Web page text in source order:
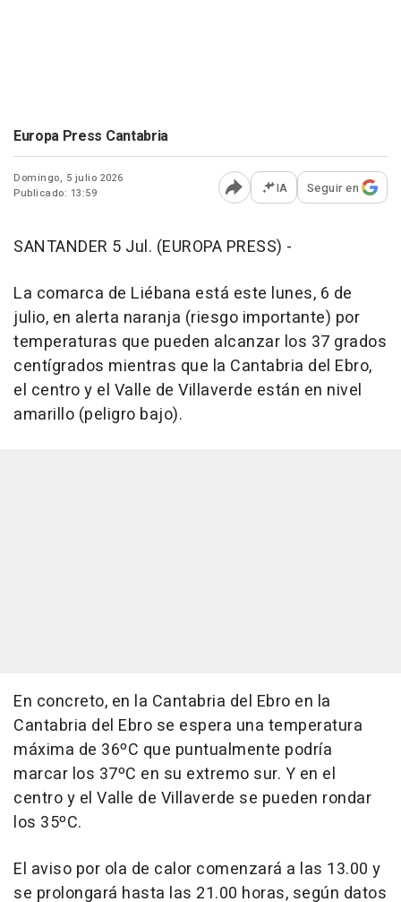
Europa Press Cantabria
Domingo, 5 julio 2026
Publicado: 13:59
Abrir opciones para
IA Seguir en
SANTANDER 5 Jul. (EUROPA PRESS) -
La comarca de Liébana está este lunes, 6 de
julio, en alerta naranja (riesgo importante) por
temperaturas que pueden alcanzar los 37 grados
centígrados mientras que la Cantabria del Ebro,
el centro y el Valle de Villaverde están en nivel
amarillo (peligro bajo).
En concreto, en la Cantabria del Ebro en la
Cantabria del Ebro se espera una temperatura
máxima de 36ºC que puntualmente podría
marcar los 37ºC en su extremo sur. Y en el
centro y el Valle de Villaverde se pueden rondar
los 35ºC.
El aviso por ola de calor comenzará a las 13.00 y
se prolongará hasta las 21.00 horas, según datos